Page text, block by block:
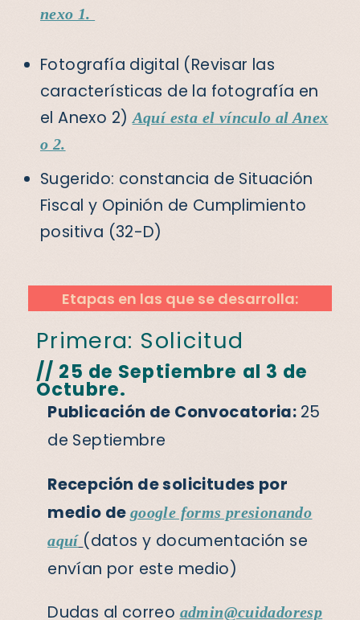
nexo 1.
Fotografía digital (Revisar las
características de la fotografía en
el Anexo 2)Aquí esta el vínculo al Anex
o 2.
Sugerido: constancia de Situación
Fiscal y Opinión de Cumplimiento
positiva (32-D)
Etapas en las que se desarrolla:
Primera: Solicitud
// 25 de Septiembre al 3 de
Octubre.
Publicación de Convocatoria: 25
de Septiembre
Recepción de solicitudes por
medio de google forms presionando
aquí (datos y documentación se
envían por este medio)
Dudas al correoadmin@cuidadoresp